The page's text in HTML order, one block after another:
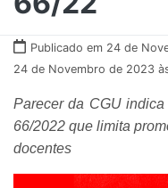
Publicado em 24 de
24 de Novembro de 2023
Parecer da CGU
66/2022 que limita
docentes